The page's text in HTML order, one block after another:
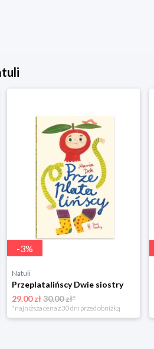
-3%
Natuli
Przeplatalińscy Dwie siostry
29.00 zł30.00 zł*
*najniższa cena z 30 dni przed obniżką